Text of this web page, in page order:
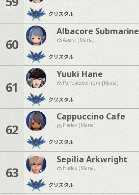
クリスタル
60
Albacore Submarine
Asura [Mana]
クリスタル
61
Yuuki Hane
Pandaemonium [Mana]
クリスタル
62
Cappuccino Cafe
Hades [Mana]
クリスタル
63
Sepilia Arkwright
Hades [Mana]
クリスタル